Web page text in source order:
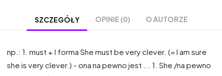
SZCZEGÓŁY OPINIE (0) O AUTORZE
np.: 1. must + I forma She must be very clever. (= I am sure
she is very clever.) - ona na pewno jest ... 1. She /na pewno